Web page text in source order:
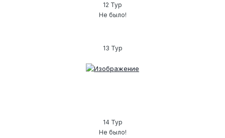
12 Тур
Не было!
13 Тур
14 Тур
Не было!